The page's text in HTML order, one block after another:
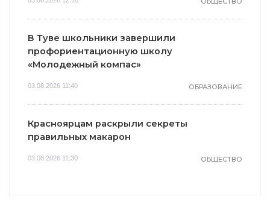
В Туве школьники завершили
профориентационную школу
«Молодежный компас»
03.08.2026 11:40 ОБРАЗОВАНИЕ
Красноярцам раскрыли секреты
правильных макарон
03.08.2026 11:30 ОБЩЕСТВО